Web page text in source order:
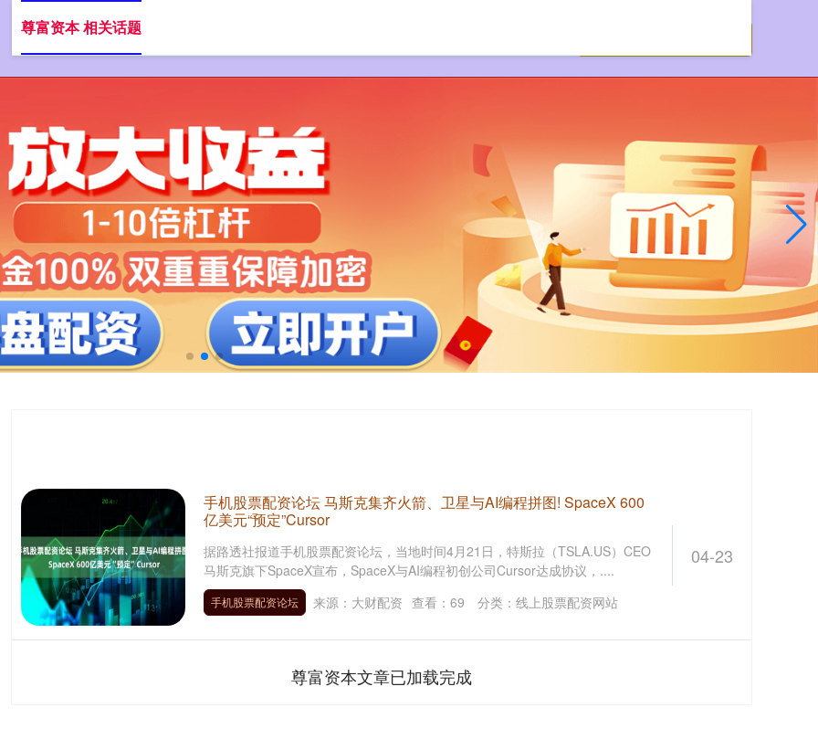
惠州股票配资
尊富资本 相关话题
04-23
手机股票配资论坛 马斯克集齐火箭、卫星与AI编程拼图! SpaceX 600
亿美元“预定”Cursor
据路透社报道手机股票配资论坛，当地时间4月21日，特斯拉（TSLA.US）CEO
马斯克旗下SpaceX宣布，SpaceX与AI编程初创公司Cursor达成协议，....
手机股票配资论坛 来源：大财配资 查看： 69 分类： 线上股票配资网站
尊富资本文章已加载完成